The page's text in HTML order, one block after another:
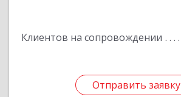
Клиентов на сопровождении
Отправить заявку
Отправить заявку